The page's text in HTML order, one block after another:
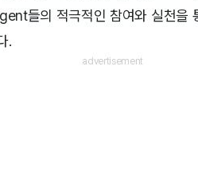
들의 적극적인 참여와 실천을
.